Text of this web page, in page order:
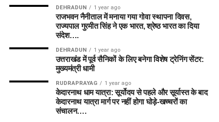
DEHRADUN 1 year ago
राजभवन नैनीताल में मनाया गया गोवा स्थापना दिवस,
राज्यपाल गुरमीत सिंह ने एक भारत, श्रेष्ठ भारत का दिया
संदेश….
DEHRADUN 1 year ago
उत्तराखंड में पूर्व सैनिकों के लिए बनेगा विशेष ट्रेनिंग सेंटर:
मुख्यमंत्री धामी
RUDRAPRAYAG 1 year ago
केदारनाथ धाम यात्रा: सूर्योदय से पहले और सूर्यास्त के बाद
केदारनाथ यात्रा मार्ग पर नहीं होगा घोड़े-खच्चरों का
संचालन….